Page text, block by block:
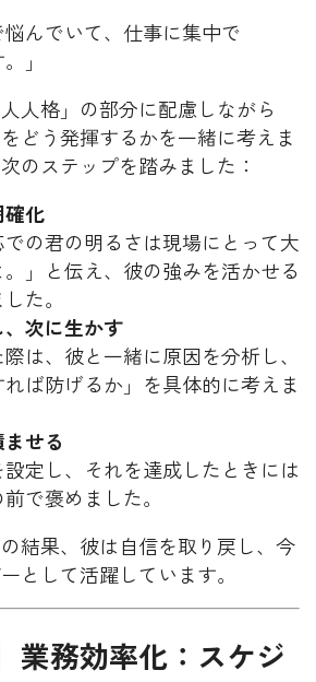
悩んでいて、仕事に集中で
」
人格」の部分に配慮しながら
どう発揮するかを一緒に考えま
のステップを踏みました：
化
での君の明るさは現場にとって大
」と伝え、彼の強みを活かせる
た。
次に生かす
は、彼と一緒に原因を分析し、
れば防げるか」を具体的に考えま
せる
定し、それを達成したときには
で褒めました。
結果、彼は自信を取り戻し、今
として活躍しています。
業務効率化：スケジ